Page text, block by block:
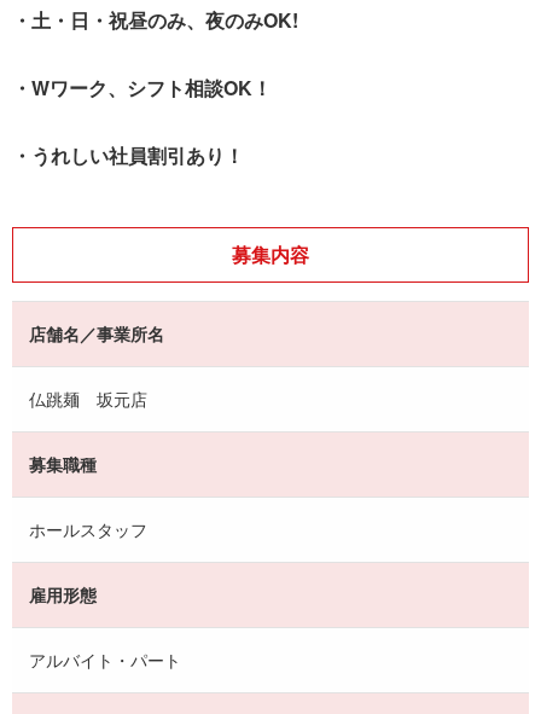
・土・日・祝昼のみ、夜のみOK!
・Wワーク、シフト相談OK！
・うれしい社員割引あり！
募集内容
店舗名／事業所名
仏跳麺 坂元店
募集職種
ホールスタッフ
雇用形態
アルバイト・パート